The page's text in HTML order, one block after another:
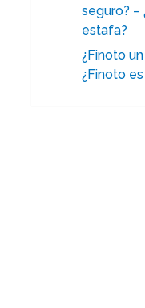
seguro? –
estafa?
¿Finoto
¿Finoto